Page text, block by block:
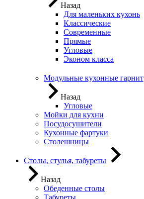
Назад
Для маленьких кухонь
Классические
Современные
Прямые
Угловые
Эконом класса
Модульные кухонные
Назад
Угловые
Мойки для кухни
Посудосушители
Кухонные фартуки
Столешницы
Столы, стулья, табуреты
Назад
Обеденные столы
Табуреты